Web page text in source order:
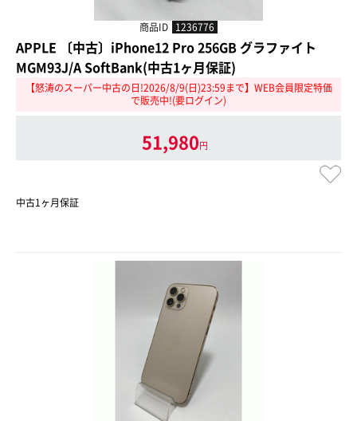
商品ID 1236776
APPLE 〔中古〕iPhone12 Pro 256GB グラファイト
MGM93J/A SoftBank(中古1ヶ月保証)
【怒涛のスーパー中古の日!2026/8/9(日)23:59まで】WEB会員限定特価
で販売中!(要ログイン)
51,980円
中古1ヶ月保証